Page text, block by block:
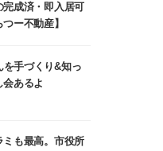
成済・即入居可
ー不動産】
を手づくり&知っ
あるよ
も最高。市役所